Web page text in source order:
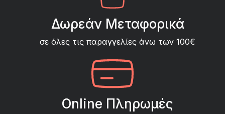
Δωρεάν Μεταφορικά
σε όλες τις παραγγελίες άνω των 100€
Online Πληρωμές